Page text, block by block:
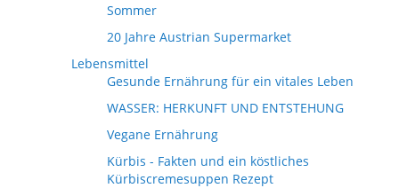
Sommer
20 Jahre Austrian Supermarket
Lebensmittel
Gesunde Ernährung für ein vitales Leben
WASSER: HERKUNFT UND ENTSTEHUNG
Vegane Ernährung
Kürbis - Fakten und ein köstliches
Kürbiscremesuppen Rezept